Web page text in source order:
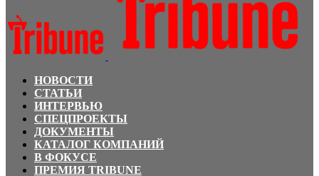
НОВОСТИ
СТАТЬИ
ИНТЕРВЬЮ
СПЕЦПРОЕКТЫ
ДОКУМЕНТЫ
КАТАЛОГ КОМПАНИЙ
В ФОКУСЕ
ПРЕМИЯ TRIBUNE